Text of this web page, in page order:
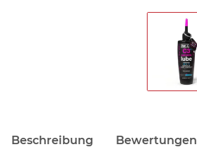
Beschreibung Bewertungen